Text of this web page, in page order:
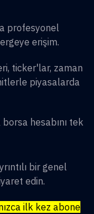
profesyonel
erişim.
ticker'lar, zaman
piyasalarda
hesabını tek
bir genel
edin.
ilk kez abone